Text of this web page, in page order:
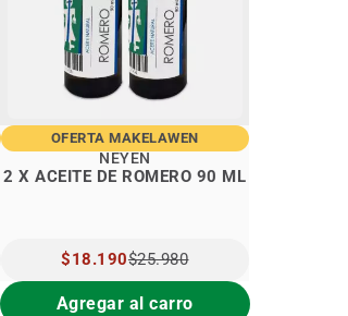
OFERTA MAKELAWEN
2 X ACEITE DE ROMERO 90 ML
NEYEN
PRECIO
ESPECIAL
$18.190$25.980
Agregar al carro